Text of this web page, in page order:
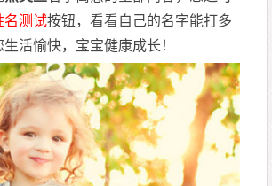
名测试按钮，看看自己的名字能打多
活愉快，宝宝健康成长！